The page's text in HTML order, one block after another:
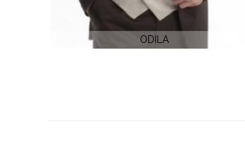
KEIRA 405-290 by Adimo